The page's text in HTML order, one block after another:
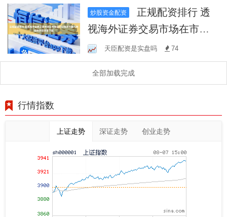
炒股资金配资
视海外证券交易市场在市场
运行以博弈平衡为特征的阶
段背景下配
天臣配资是实盘吗 74
全部加载完成
行情指数
上证走势 深证走势 创业走势